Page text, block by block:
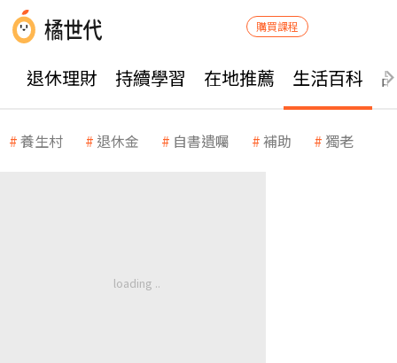
購買課程
退休理財 持續學習 在地推薦 生活百科
養生村 退休金 自書遺囑 補助 獨老